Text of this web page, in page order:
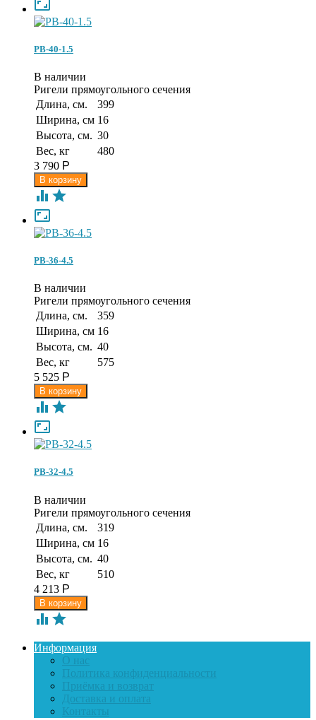

РВ-40-1.5
В наличии
Ригели прямоугольного сечения
Длина, см.
399
Ширина, см 16
Высота, см. 30
Вес, кг
480
3 790 Р
 

РВ-36-4.5
В наличии
Ригели прямоугольного сечения
Длина, см.
359
Ширина, см 16
Высота, см. 40
Вес, кг
575
5 525 Р
 

РВ-32-4.5
В наличии
Ригели прямоугольного сечения
Длина, см.
319
Ширина, см 16
Высота, см. 40
Вес, кг
510
4 213 Р
 
Информация
О нас
Политика конфиденциальности
Приёмка и возврат
Доставка и оплата
Контакты